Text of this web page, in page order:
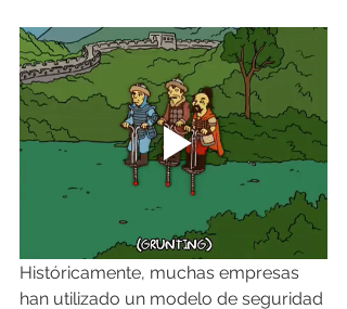
Históricamente, muchas empresas
han utilizado un modelo de seguridad